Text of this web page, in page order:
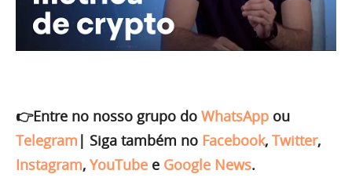
👉Entre no nosso grupo do WhatsApp ou
Telegram | Siga também no Facebook, Twitter,
Instagram, YouTube e Google News.